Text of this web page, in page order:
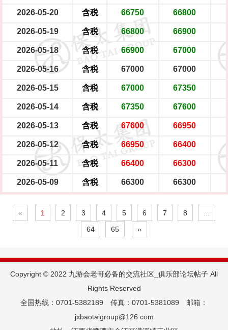
2026-05-20 含税 66750 66800
2026-05-19 含税 66800 66900
2026-05-18 含税 66900 67000
2026-05-16 含税 67000 67000
2026-05-15 含税 67000 67350
2026-05-14 含税 67350 67600
2026-05-13 含税 67600 66950
2026-05-12 含税 66950 66400
2026-05-11 含税 66400 66300
2026-05-09 含税 66300 66300
« 1 2 3 4 5 6 7 8
64
65 »
Copyright © 2022 九游会老哥必备的交流社区_俱乐部论坛帖子 All
Rights Reserved
全国热线：0701-5382189 传真：0701-5381089 邮箱：
jxbaotaigroup@126.com